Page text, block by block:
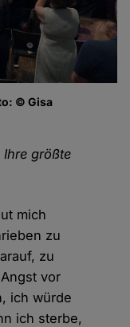
© Gisa
größte
mich
zu
zu
vor
ich würde
ich sterbe,